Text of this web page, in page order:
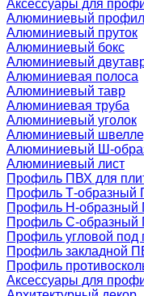
Аксессуары для
Алюминиевый
Алюминиевый пруток
Алюминиевый бокс
Алюминиевый
Алюминиевая полоса
Алюминиевый тавр
Алюминиевая труба
Алюминиевый уголок
Алюминиевый
Алюминиевый Ш-
Алюминиевый лист
Профиль ПВХ для
Профиль Т-образный
Профиль H-образный
Профиль C-образный
Профиль угловой под
Профиль закладной
Профиль
Аксессуары для